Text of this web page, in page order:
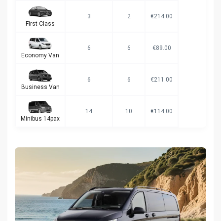
First Class
3 2 €214.00
Economy Van
6 6 €89.00
Business Van
6 6 €211.00
Minibus 14pax
14 10 €114.00